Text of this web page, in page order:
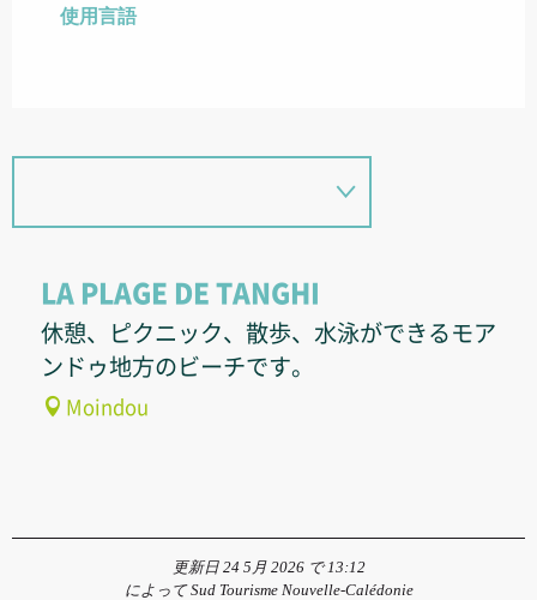
使用言語
使用言語
LA PLAGE DE TANGHI
休憩、ピクニック、散歩、水泳ができるモア
ンドゥ地方のビーチです。
Moindou
更新日 24 5月 2026 で 13:12
によって Sud Tourisme Nouvelle-Calédonie